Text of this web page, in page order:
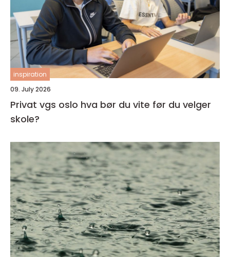
inspiration
09. July 2026
Privat vgs oslo hva bør du vite før du velger
skole?